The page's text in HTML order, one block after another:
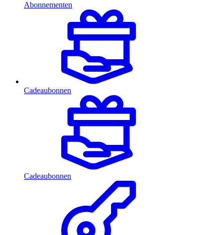
Abonnementen
Cadeaubonnen
Cadeaubonnen